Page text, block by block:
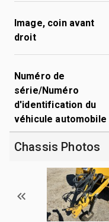
Image, coin avant
droit
Numéro de
série/Numéro
d'identification du
véhicule automobile
Chassis Photos